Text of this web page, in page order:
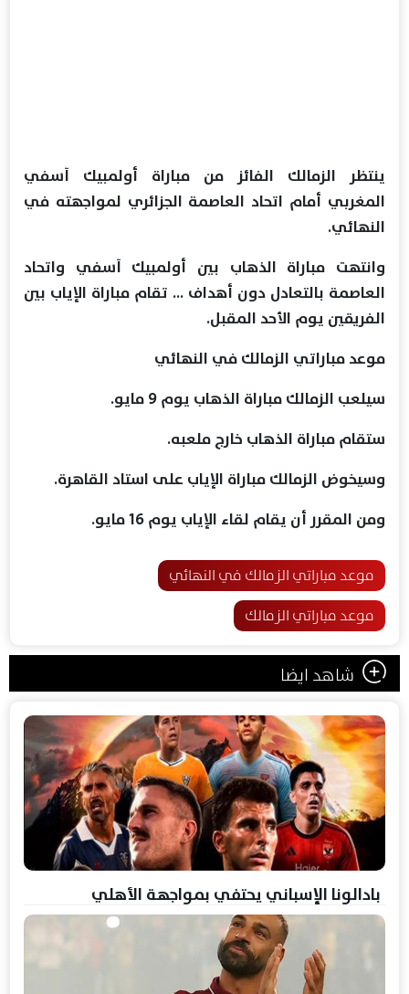
ينتظر الزمالك الفائز من مباراة أولمبيك آسفي
المغربي أمام اتحاد العاصمة الجزائري لمواجهته في
النهائي.
وانتهت مباراة الذهاب بين أولمبيك آسفي واتحاد
العاصمة بالتعادل دون أهداف ... تقام مباراة الإياب بين
الفريقين يوم الأحد المقبل.
موعد مباراتي الزمالك في النهائي
سيلعب الزمالك مباراة الذهاب يوم 9 مايو.
ستقام مباراة الذهاب خارج ملعبه.
وسيخوض الزمالك مباراة الإياب على استاد القاهرة.
ومن المقرر أن يقام لقاء الإياب يوم 16 مايو.
موعد مباراتي الزمالك في النهائي
موعد مباراتي الزمالك
شاهد ايضا
بادالونا الإسباني يحتفي بمواجهة الأهلي